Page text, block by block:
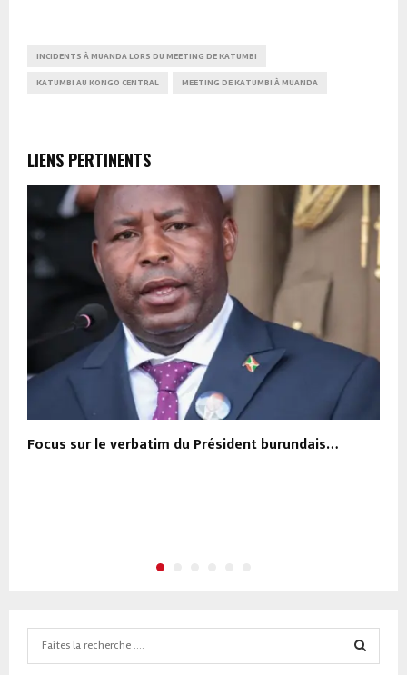
INCIDENTS À MUANDA LORS DU MEETING DE KATUMBI
KATUMBI AU KONGO CENTRAL MEETING DE KATUMBI À MUANDA
LIENS PERTINENTS
Focus sur le verbatim du Président burundais…